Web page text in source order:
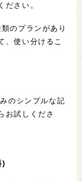
ださい。
のプランがあり
、使い分けるこ
のシンプルな記
お試しくださ
)